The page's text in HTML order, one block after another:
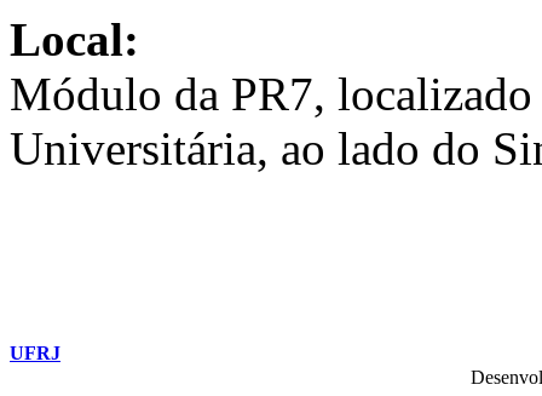
Local:
Módulo da PR7, localizado
Universitária, ao lado do
UFRJ